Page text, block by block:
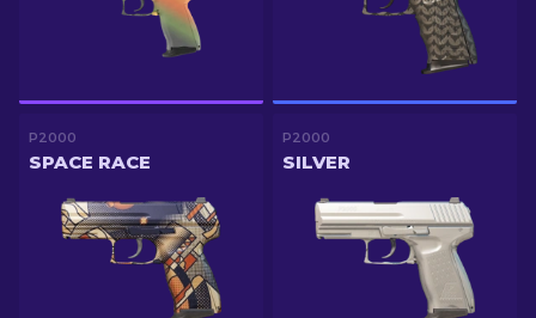
P2000
SPACE RACE
P2000
SILVER